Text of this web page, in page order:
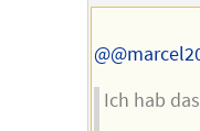
Ich hab